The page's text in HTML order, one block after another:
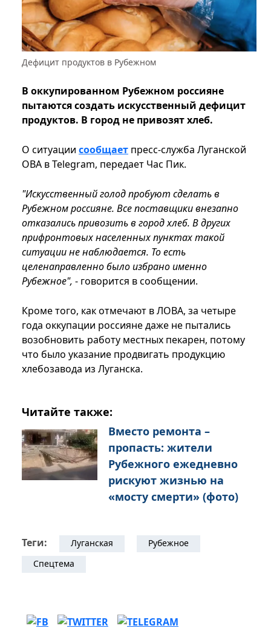
Дефицит продуктов в Рубежном
В оккупированном Рубежном россияне
пытаются создать искусственный дефицит
продуктов. В город не привозят хлеб.
О ситуации сообщает пресс-служба Луганской
ОВА в Telegram, передает Час Пик.
"Искусственный голод пробуют сделать в
Рубежном россияне. Все поставщики внезапно
отказались привозить в город хлеб. В других
прифронтовых населенных пунктах такой
ситуации не наблюдается. То есть
целенаправленно было избрано именно
Рубежное", - говорится в сообщении.
Кроме того, как отмечают в ЛОВА, за четыре
года оккупации россияне даже не пытались
возобновить работу местных пекарен, потому
что было указание продвигать продукцию
хлебозавода из Луганска.
Читайте также:
Вместо ремонта –
пропасть: жители
Рубежного ежедневно
рискуют жизнью на
«мосту смерти» (фото)
Теги: Луганская
Рубежное
Спецтема